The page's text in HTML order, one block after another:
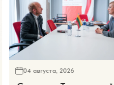
04 августа, 2026